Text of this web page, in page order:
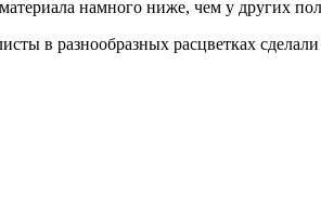
намного ниже, чем у других
в разнообразных расцветках